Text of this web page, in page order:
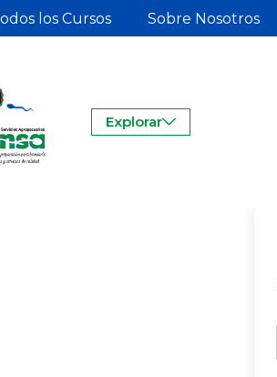
los Cursos Sobre Nosotros
Explorar